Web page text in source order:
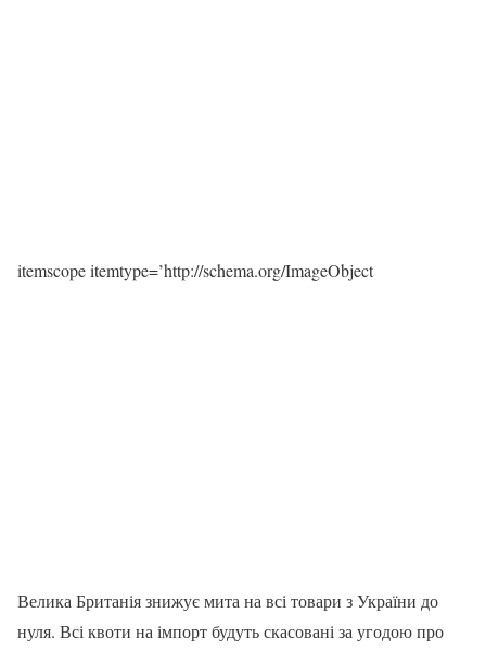
itemscope itemtype=’http://schema.org/ImageObject
Велика Британія знижує мита на всі товари з України до
нуля. Всі квоти на імпорт будуть скасовані за угодою про